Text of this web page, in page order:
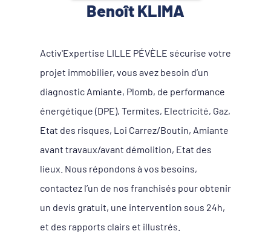
Benoît KLIMA
Activ'Expertise LILLE PÉVÈLE sécurise votre
projet immobilier, vous avez besoin d’un
diagnostic Amiante, Plomb, de performance
énergétique (DPE), Termites, Electricité, Gaz,
Etat des risques, Loi Carrez/Boutin, Amiante
avant travaux/avant démolition, Etat des
lieux. Nous répondons à vos besoins,
contactez l’un de nos franchisés pour obtenir
un devis gratuit, une intervention sous 24h,
et des rapports clairs et illustrés.